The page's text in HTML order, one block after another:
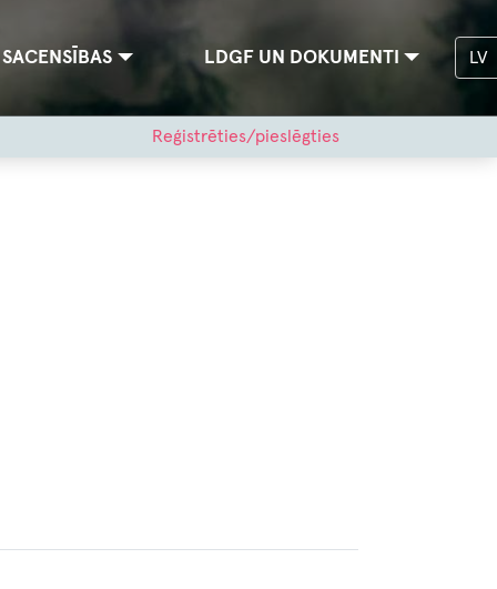
SACENSĪBAS LDGF UN DOKUMENTI LV
Reģistrēties/pieslēgties